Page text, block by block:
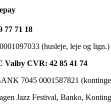
77 71 18
(husleje, leje og lign.)
Valby CVR: 42 85 41 74
7045 0001587821
Jazz Festival, Banko,